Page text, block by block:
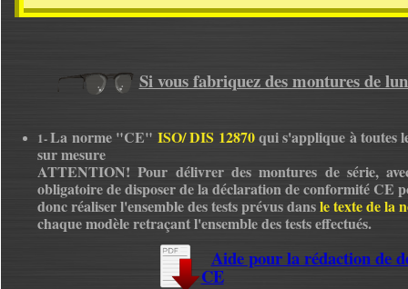
Si vous fabriquez des montures de
1-La norme "CE"ISO/ DIS 12870qui s'applique à toutes
sur mesure
ATTENTION! Pour délivrer des montures de série,
obligatoire de disposer de la déclaration de conformité CE
donc réaliser l'ensemble des tests prévus dansle texte de la
chaque modèle retraçant l'ensemble des tests effectués.
Aide pour la rédaction de
CE